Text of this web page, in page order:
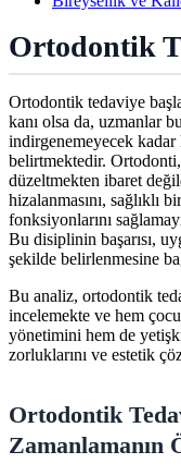
Ortodontik
Ortodontik tedaviye
kanı olsa da, uzmanlar
indirgenemeyecek
belirtmektedir.
düzeltmekten ibaret
hizalanmasını, sağlıklı
fonksiyonlarını
Bu disiplinin başarısı,
şekilde belirlenmesine
Bu analiz, ortodontik
incelemekte ve hem
yönetimini hem de
zorluklarını ve estetik
Ortodontik
Zamanlamanın